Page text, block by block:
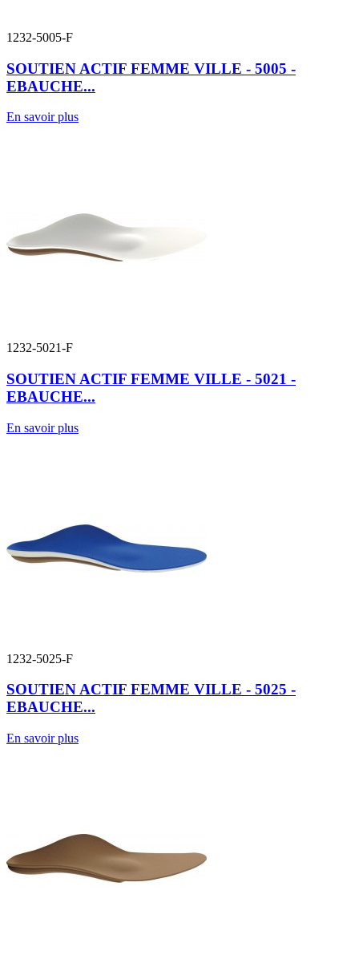
1232-5005-F
SOUTIEN ACTIF FEMME VILLE - 5005 -
EBAUCHE...
En savoir plus
1232-5021-F
SOUTIEN ACTIF FEMME VILLE - 5021 -
EBAUCHE...
En savoir plus
1232-5025-F
SOUTIEN ACTIF FEMME VILLE - 5025 -
EBAUCHE...
En savoir plus